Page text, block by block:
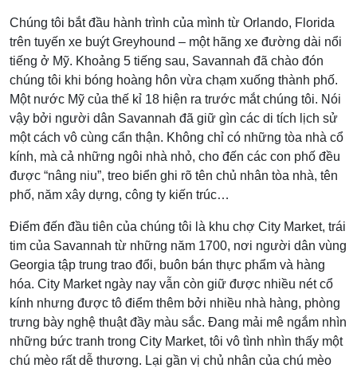
Chúng tôi bắt đầu hành trình của mình từ Orlando, Florida
trên tuyến xe buýt Greyhound – một hãng xe đường dài nổi
tiếng ở Mỹ. Khoảng 5 tiếng sau, Savannah đã chào đón
chúng tôi khi bóng hoàng hôn vừa chạm xuống thành phố.
Một nước Mỹ của thế kỉ 18 hiện ra trước mắt chúng tôi. Nói
vậy bởi người dân Savannah đã giữ gìn các di tích lịch sử
một cách vô cùng cẩn thận. Không chỉ có những tòa nhà cổ
kính, mà cả những ngôi nhà nhỏ, cho đến các con phố đều
được “nâng niu”, treo biển ghi rõ tên chủ nhân tòa nhà, tên
phố, năm xây dựng, công ty kiến trúc…
Điểm đến đầu tiên của chúng tôi là khu chợ City Market, trái
tim của Savannah từ những năm 1700, nơi người dân vùng
Georgia tập trung trao đổi, buôn bán thực phẩm và hàng
hóa. City Market ngày nay vẫn còn giữ được nhiều nét cổ
kính nhưng được tô điểm thêm bởi nhiều nhà hàng, phòng
trưng bày nghệ thuật đầy màu sắc. Đang mải mê ngắm nhìn
những bức tranh trong City Market, tôi vô tình nhìn thấy một
chú mèo rất dễ thương. Lại gần vị chủ nhân của chú mèo